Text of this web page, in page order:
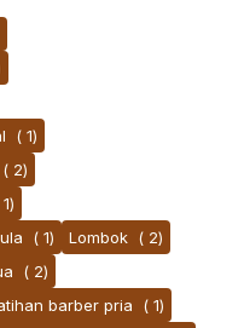
( 1)
( 2)
( 1) Lombok ( 2)
( 2)
barber pria
( 1)